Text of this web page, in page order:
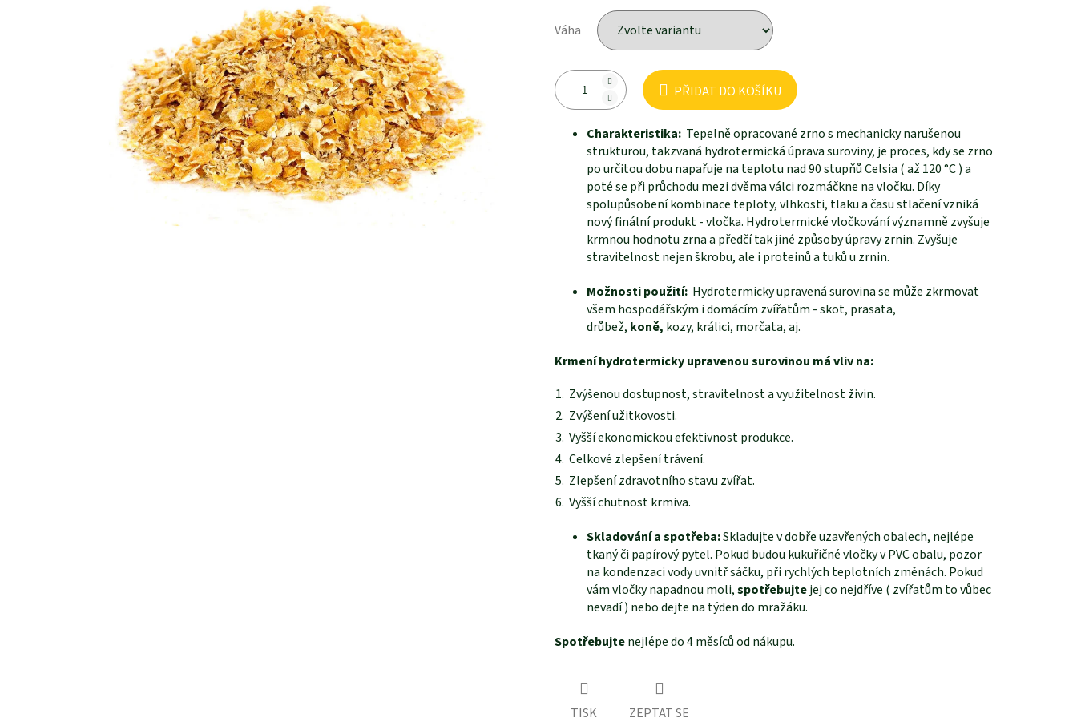
Váha
PŘIDAT DO KOŠÍKU
Charakteristika: Tepelně opracované zrno s mechanicky narušenou
strukturou, takzvaná hydrotermická úprava suroviny, je proces, kdy se zrno
po určitou dobu napařuje na teplotu nad 90 stupňů Celsia ( až 120 °C ) a
poté se při průchodu mezi dvěma válci rozmáčkne na vločku. Díky
spolupůsobení kombinace teploty, vlhkosti, tlaku a času stlačení vzniká
nový finální produkt - vločka. Hydrotermické vločkování významně zvyšuje
krmnou hodnotu zrna a předčí tak jiné způsoby úpravy zrnin. Zvyšuje
stravitelnost nejen škrobu, ale i proteinů a tuků u zrnin.
Možnosti použití: Hydrotermicky upravená surovina se může zkrmovat
všem hospodářským i domácím zvířatům - skot, prasata,
drůbež, koně, kozy, králici, morčata, aj.
Krmení hydrotermicky upravenou surovinou má vliv na:
Zvýšenou dostupnost, stravitelnost a využitelnost živin.
Zvýšení užitkovosti.
Vyšší ekonomickou efektivnost produkce.
Celkové zlepšení trávení.
Zlepšení zdravotního stavu zvířat.
Vyšší chutnost krmiva.
Skladování a spotřeba:Skladujte v dobře uzavřených obalech, nejlépe
tkaný či papírový pytel. Pokud budou kukuřičné vločky v PVC obalu, pozor
na kondenzaci vody uvnitř sáčku, při rychlých teplotních změnách. Pokud
vám vločky napadnou moli,spotřebujtejej co nejdříve ( zvířatům to vůbec
nevadí ) nebo dejte na týden do mražáku.
Spotřebujtenejlépe do 4 měsíců od nákupu.
TISK ZEPTAT SE